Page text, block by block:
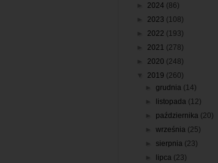
2024 (86)
2023 (108)
2022 (193)
2021 (278)
2020 (248)
2019 (260)
►grudnia (14)
listopada (12)
października (20)
►września (25)
sierpnia (23)
lipca (23)